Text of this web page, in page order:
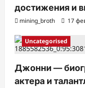
достижения и
mining_broth 17
Uncategorised
Джонни —
актера и